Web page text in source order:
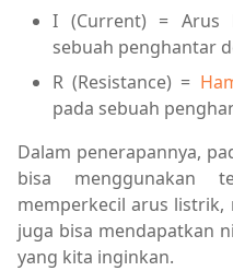
I (Current) = Arus
sebuah penghantar
R (Resistance) =
pada sebuah
Dalam penerapannya,
bisa menggunakan
memperkecil arus
juga bisa mendapatkan
yang kita inginkan.